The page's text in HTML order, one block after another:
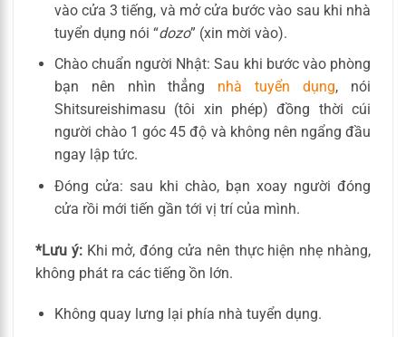
vào cửa 3 tiếng, và mở cửa bước vào sau khi nhà
tuyển dụng nói “dozo” (xin mời vào).
Chào chuẩn người Nhật: Sau khi bước vào phòng
bạn nên nhìn thẳng nhà tuyển dụng, nói
Shitsureishimasu (tôi xin phép) đồng thời cúi
người chào 1 góc 45 độ và không nên ngẩng đầu
ngay lập tức.
Đóng cửa: sau khi chào, bạn xoay người đóng
cửa rồi mới tiến gần tới vị trí của mình.
*Lưu ý:Khi mở, đóng cửa nên thực hiện nhẹ nhàng,
không phát ra các tiếng ồn lớn.
Không quay lưng lại phía nhà tuyển dụng.